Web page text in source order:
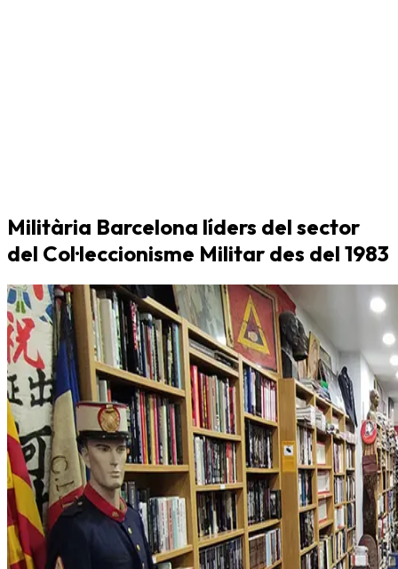
Militària Barcelona líders del sector
del Col·leccionisme Militar des del 1983